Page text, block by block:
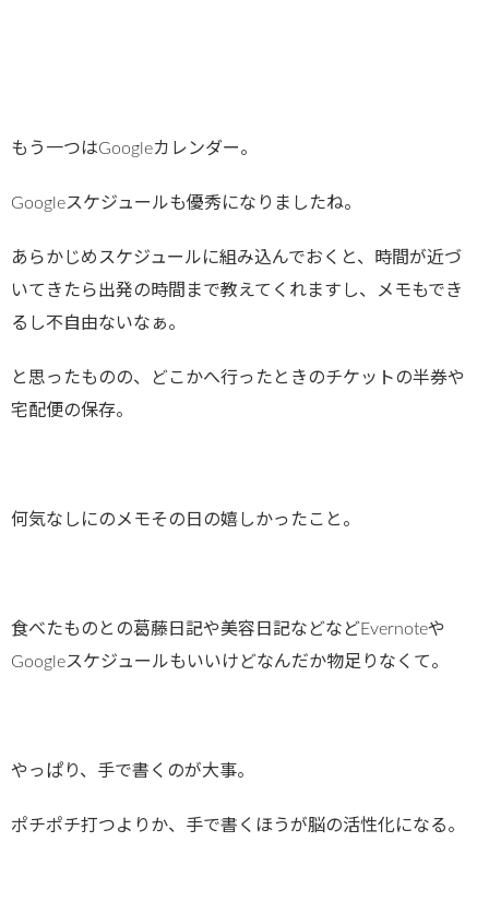
もう一つはGoogleカレンダー。
Googleスケジュールも優秀になりましたね。
あらかじめスケジュールに組み込んでおくと、時間が近づ
いてきたら出発の時間まで教えてくれますし、メモもでき
るし不自由ないなぁ。
と思ったものの、どこかへ行ったときのチケットの半券や
宅配便の保存。
何気なしにのメモその日の嬉しかったこと。
食べたものとの葛藤日記や美容日記などなどEvernoteや
Googleスケジュールもいいけどなんだか物足りなくて。
やっぱり、手で書くのが大事。
ポチポチ打つよりか、手で書くほうが脳の活性化になる。